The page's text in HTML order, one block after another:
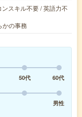
スキル不要 / 英語力不
かの事務
50代
60代
男性